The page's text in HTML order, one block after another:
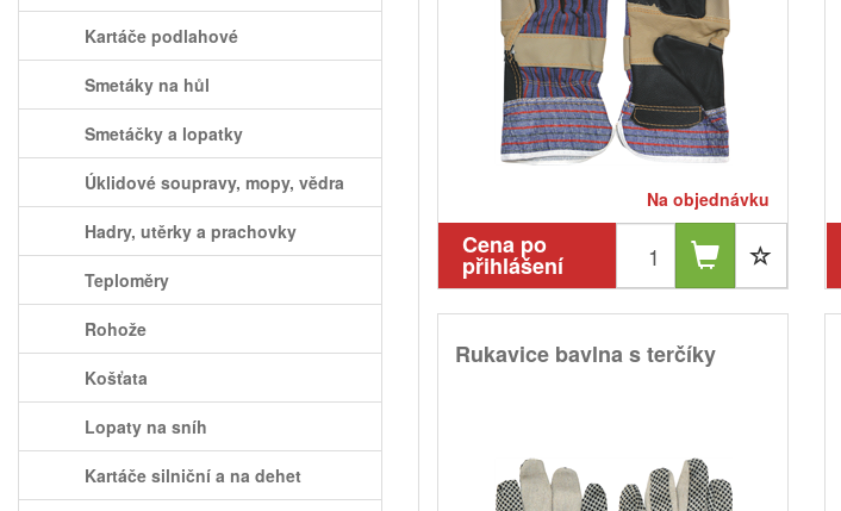
Kartáče podlahové
Smetáky na hůl
Smetáčky a lopatky
Úklidové soupravy, mopy, vědra
Hadry, utěrky a prachovky
Teploměry
Rohože
Košťata
Lopaty na sníh
Kartáče silniční a na dehet
Na objednávku
Cena po
přihlášení
Rukavice bavlna s terčíky